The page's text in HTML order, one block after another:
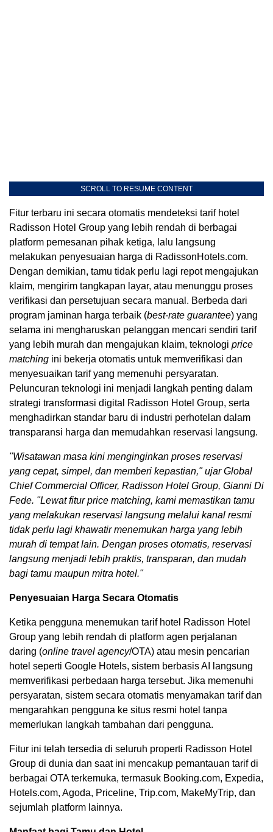
SCROLL TO RESUME CONTENT
Fitur terbaru ini secara otomatis mendeteksi tarif hotel
Radisson Hotel Group yang lebih rendah di berbagai
platform pemesanan pihak ketiga, lalu langsung
melakukan penyesuaian harga di RadissonHotels.com.
Dengan demikian, tamu tidak perlu lagi repot mengajukan
klaim, mengirim tangkapan layar, atau menunggu proses
verifikasi dan persetujuan secara manual. Berbeda dari
program jaminan harga terbaik (best-rate guarantee) yang
selama ini mengharuskan pelanggan mencari sendiri tarif
yang lebih murah dan mengajukan klaim, teknologi price
matching ini bekerja otomatis untuk memverifikasi dan
menyesuaikan tarif yang memenuhi persyaratan.
Peluncuran teknologi ini menjadi langkah penting dalam
strategi transformasi digital Radisson Hotel Group, serta
menghadirkan standar baru di industri perhotelan dalam
transparansi harga dan memudahkan reservasi langsung.
"Wisatawan masa kini menginginkan proses reservasi
yang cepat, simpel, dan memberi kepastian," ujar Global
Chief Commercial Officer, Radisson Hotel Group, Gianni Di
Fede. "Lewat fitur price matching, kami memastikan tamu
yang melakukan reservasi langsung melalui kanal resmi
tidak perlu lagi khawatir menemukan harga yang lebih
murah di tempat lain. Dengan proses otomatis, reservasi
langsung menjadi lebih praktis, transparan, dan mudah
bagi tamu maupun mitra hotel."
Penyesuaian Harga Secara Otomatis
Ketika pengguna menemukan tarif hotel Radisson Hotel
Group yang lebih rendah di platform agen perjalanan
daring (online travel agency/OTA) atau mesin pencarian
hotel seperti Google Hotels, sistem berbasis AI langsung
memverifikasi perbedaan harga tersebut. Jika memenuhi
persyaratan, sistem secara otomatis menyamakan tarif dan
mengarahkan pengguna ke situs resmi hotel tanpa
memerlukan langkah tambahan dari pengguna.
Fitur ini telah tersedia di seluruh properti Radisson Hotel
Group di dunia dan saat ini mencakup pemantauan tarif di
berbagai OTA terkemuka, termasuk Booking.com, Expedia,
Hotels.com, Agoda, Priceline, Trip.com, MakeMyTrip, dan
sejumlah platform lainnya.